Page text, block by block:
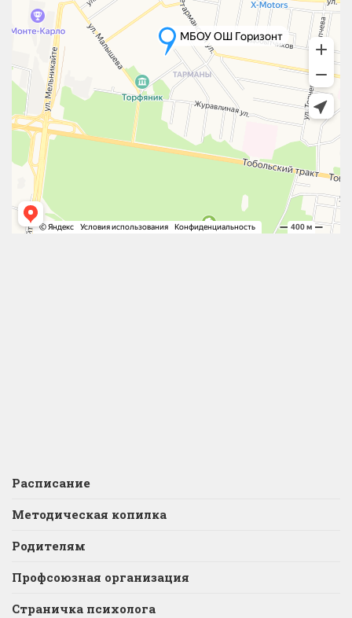
Расписание
Методическая копилка
Родителям
Профсоюзная организация
Страничка психолога